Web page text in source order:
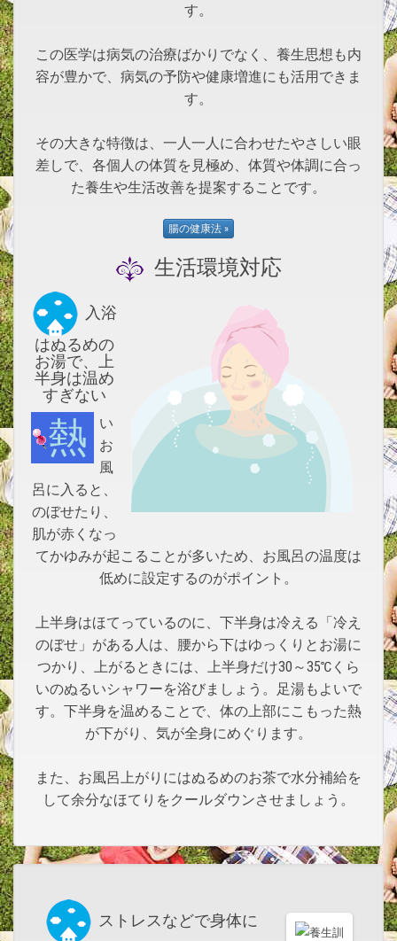
す。
この医学は病気の治療ばかりでなく、養生思想も内
容が豊かで、病気の予防や健康増進にも活用できま
す。
その大きな特徴は、一人一人に合わせたやさしい眼
差しで、各個人の体質を見極め、体質や体調に合っ
た養生や生活改善を提案することです。
生活環境対応
入浴
はぬるめの
お湯で、上
半身は温め
すぎない
熱い
お
風
呂に入ると、
のぼせたり、
肌が赤くなっ
てかゆみが起こることが多いため、お風呂の温度は
低めに設定するのがポイント。
上半身はほてっているのに、下半身は冷える「冷え
のぼせ」がある人は、腰から下はゆっくりとお湯に
つかり、上がるときには、上半身だけ30～35℃くら
いのぬるいシャワーを浴びましょう。足湯もよいで
す。下半身を温めることで、体の上部にこもった熱
が下がり、気が全身にめぐります。
また、お風呂上がりにはぬるめのお茶で水分補給を
して余分なほてりをクールダウンさせましょう。
ストレスなどで身体に